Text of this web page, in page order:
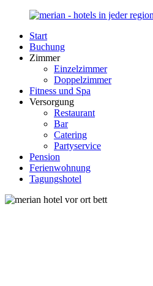
Zurück
Inhalt
Merian-
Hotel.de
Portal
Unterkunft
Deutschland
Start
Buchung
Zimmer
Einzelzimmer
Doppelzimmer
Fitness und Spa
Versorgung
Restaurant
Bar
Catering
Partyservice
Pension
Ferienwohnung
Tagungshotel